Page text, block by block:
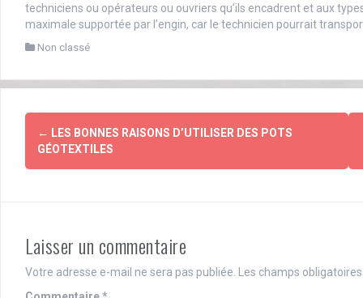
techniciens ou opérateurs ou ouvriers qu’ils encadrent et aux
maximale supportée par l’engin, car le technicien pourrait
Non classé
Post
navigation
← LES BONNES RAISONS D’UTILISER DES POTS
GÉOTEXTILES
Laisser un commentaire
Votre adresse e-mail ne sera pas publiée.
Les champs